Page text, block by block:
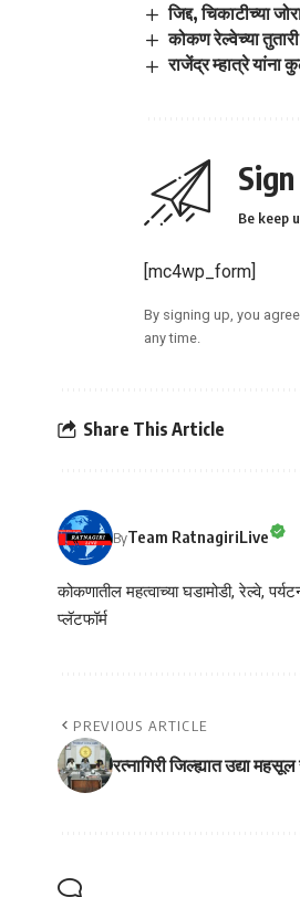
जिद्द, चिकाटीच्या
कोकण रेल्वेच्या
राजेंद्र म्हात्रे यांना
Be keep
[mc4wp_form]
By signing up, you
any time.
Share This Article
ByTeam RatnagiriLive
कोकणातील महत्वाच्या घडामोडी, रेल्वे,
प्लॅटफॉर्म
PREVIOUS ARTICLE
रत्नागिरी जिल्ह्यात उद्या